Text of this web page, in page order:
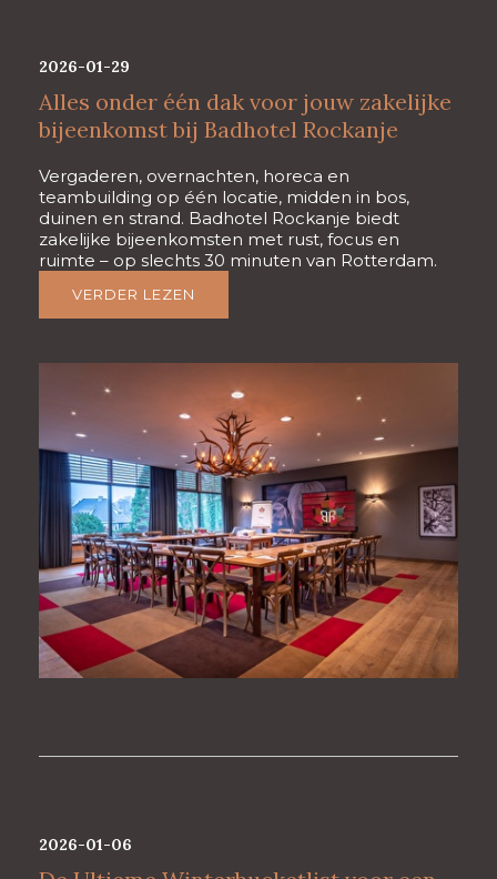
2026-01-29
Alles onder één dak voor jouw zakelijke
bijeenkomst bij Badhotel Rockanje
Vergaderen, overnachten, horeca en
teambuilding op één locatie, midden in bos,
duinen en strand. Badhotel Rockanje biedt
zakelijke bijeenkomsten met rust, focus en
ruimte – op slechts 30 minuten van Rotterdam.
VERDER LEZEN
2026-01-06